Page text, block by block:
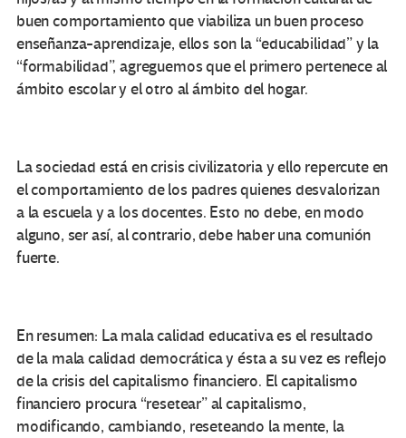
buen comportamiento que viabiliza un buen proceso
enseñanza-aprendizaje, ellos son la “educabilidad” y la
“formabilidad”, agreguemos que el primero pertenece al
ámbito escolar y el otro al ámbito del hogar.
La sociedad está en crisis civilizatoria y ello repercute en
el comportamiento de los padres quienes desvalorizan
a la escuela y a los docentes. Esto no debe, en modo
alguno, ser así, al contrario, debe haber una comunión
fuerte.
En resumen: La mala calidad educativa es el resultado
de la mala calidad democrática y ésta a su vez es reflejo
de la crisis del capitalismo financiero. El capitalismo
financiero procura “resetear” al capitalismo,
modificando, cambiando, reseteando la mente, la